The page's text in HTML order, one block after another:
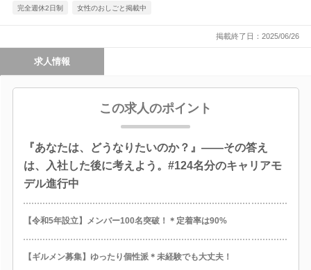
完全週休2日制 女性のおしごと掲載中
掲載終了日：2025/06/26
求人情報
この求人のポイント
『あなたは、どうなりたいのか？』――その答え
は、入社した後に考えよう。#124名分のキャリアモ
デル進行中
【令和5年設立】メンバー100名突破！＊定着率は90%
【ギルメン募集】ゆったり個性派＊未経験でも大丈夫！